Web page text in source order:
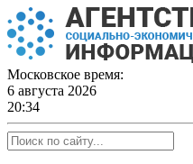
Skip
to
content
Московское время:
6 августа 2026
20:34